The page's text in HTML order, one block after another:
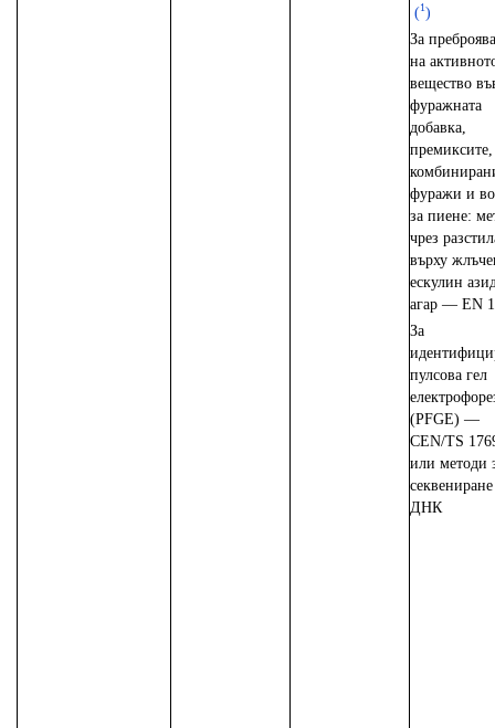
(1)
За
на
вещество
фуражната
добавка,
премиксите,
фуражи и
за пиене:
чрез
върху
ескулин
агар — EN
За
пулсова гел
(PFGE) —
CEN/TS
или методи
ДНК